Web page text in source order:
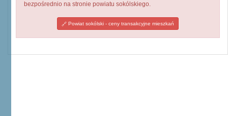
bezpośrednio na stronie powiatu sokólskiego.
Powiat sokólski - ceny transakcyjne mieszkań